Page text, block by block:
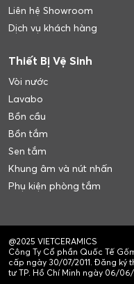
Liên hệ Showroom
Dịch vụ khách hàng
Thiết Bị Vệ Sinh
Vòi nước
Lavabo
Bồn cầu
Bồn tắm
Sen tắm
Khung âm và nút nhấn
Phụ kiện phòng tắm
@2025 VIETCERAMICS
Công Ty Cổ phần Quốc Tế
cấp ngày 30/07/2011. Đăng ký
tư TP. Hồ Chí Minh ngày 06/06/